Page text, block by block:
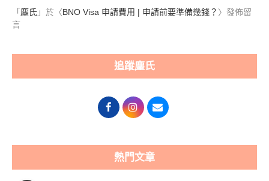
「 塵氏 」於〈BNO Visa 申請費用 | 申請前要準備幾錢？ 〉發佈留
言
追蹤塵氏
熱門文章